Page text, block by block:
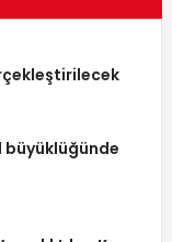
büyüklüğünde